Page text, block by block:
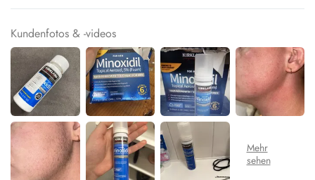
Kundenfotos & -videos